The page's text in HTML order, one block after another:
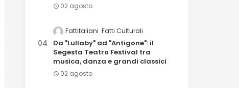
02 agosto
Fattitaliani Fatti Culturali
Da "Lullaby" ad "Antigone": il
Segesta Teatro Festival tra
musica, danza e grandi classici
02 agosto